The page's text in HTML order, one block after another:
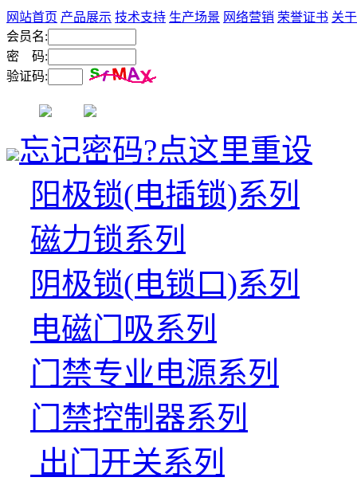
网站首页 产品展示 技术支持 生产场景 网络营销 荣誉证书 关
会员名:
密 码:
验证码:
忘记密码?点这里重设
阳极锁(电插锁)系列
磁力锁系列
阴极锁(电锁口)系列
电磁门吸系列
门禁专业电源系列
门禁控制器系列
出门开关系列